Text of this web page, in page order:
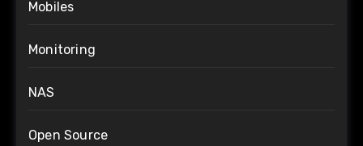
Mobiles
Monitoring
NAS
Open Source